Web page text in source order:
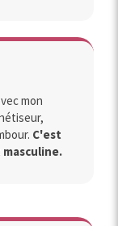
mon
C'est